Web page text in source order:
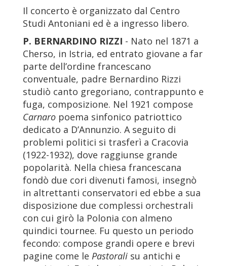
Il concerto è organizzato dal Centro
Studi Antoniani ed è a ingresso libero.
P. BERNARDINO RIZZI - Nato nel 1871 a
Cherso, in Istria, ed entrato giovane a far
parte dell’ordine francescano
conventuale, padre Bernardino Rizzi
studiò canto gregoriano, contrappunto e
fuga, composizione. Nel 1921 compose
Carnaro poema sinfonico patriottico
dedicato a D’Annunzio. A seguito di
problemi politici si trasferì a Cracovia
(1922-1932), dove raggiunse grande
popolarità. Nella chiesa francescana
fondò due cori divenuti famosi, insegnò
in altrettanti conservatori ed ebbe a sua
disposizione due complessi orchestrali
con cui girò la Polonia con almeno
quindici tournee. Fu questo un periodo
fecondo: compose grandi opere e brevi
pagine come le Pastorali su antichi e